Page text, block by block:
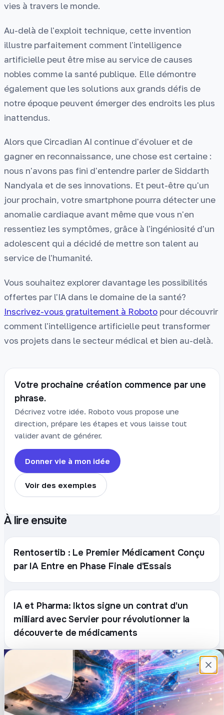
vies à travers le monde.
Au-delà de l'exploit technique, cette invention
illustre parfaitement comment l'intelligence
artificielle peut être mise au service de causes
nobles comme la santé publique. Elle démontre
également que les solutions aux grands défis de
notre époque peuvent émerger des endroits les plus
inattendus.
Alors que Circadian AI continue d'évoluer et de
gagner en reconnaissance, une chose est certaine :
nous n'avons pas fini d'entendre parler de Siddarth
Nandyala et de ses innovations. Et peut-être qu'un
jour prochain, votre smartphone pourra détecter une
anomalie cardiaque avant même que vous n'en
ressentiez les symptômes, grâce à l'ingéniosité d'un
adolescent qui a décidé de mettre son talent au
service de l'humanité.
Vous souhaitez explorer davantage les possibilités
offertes par l'IA dans le domaine de la santé?
Inscrivez-vous gratuitement à Roboto pour découvrir
comment l'intelligence artificielle peut transformer
vos projets dans le secteur médical et bien au-delà.
Votre prochaine création commence par une
phrase.
Décrivez votre idée. Roboto vous propose une
direction, prépare les étapes et vous laisse tout
valider avant de générer.
Donner vie à mon idée
Voir des exemples
À lire ensuite
Rentosertib : Le Premier Médicament Conçu
par IA Entre en Phase Finale d'Essais
IA et Pharma: Iktos signe un contrat d'un
milliard avec Servier pour révolutionner la
découverte de médicaments
Plateforme française de création de
contenu avec l’IA. Demandez, Roboto crée.
DÉCOUVRIR COMPTE